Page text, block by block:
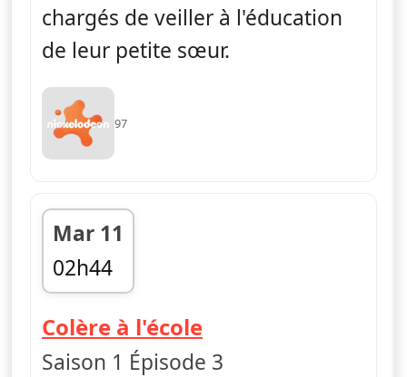
chargés de veiller à l'éducation
de leur petite sœur.
97
Mar 11
02h44
fin 03h08
Colère à l'école— The
Saison 1 Épisode 3